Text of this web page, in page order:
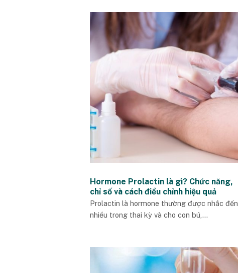
Hormone Prolactin là gì? Chức năng,
chỉ số và cách điều chỉnh hiệu quả
Prolactin là hormone thường được nhắc đến
nhiều trong thai kỳ và cho con bú,...